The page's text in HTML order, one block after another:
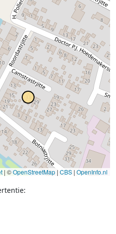
| ©OpenStreetMap | CBS | OpenInfo.nl